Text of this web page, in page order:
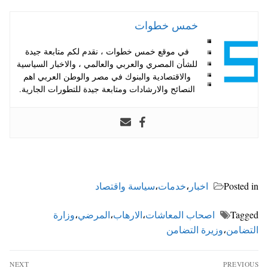
خمس خطوات
في موقع خمس خطوات ، نقدم لكم متابعة جيدة
للشأن المصري والعربي والعالمي ، والاخبار السياسية
والاقتصادية والبنوك في مصر والوطن العربي اهم
النصائح والارشادات ومتابعة جيدة للتطورات الجارية.
Posted in اخبار ،خدمات،سياسة واقتصاد
Tagged اصحاب المعاشات،الارهاب،المرضي،وزارة
التضامن،وزيرة التضامن
تصفّح
PREVIOUS
NEXT